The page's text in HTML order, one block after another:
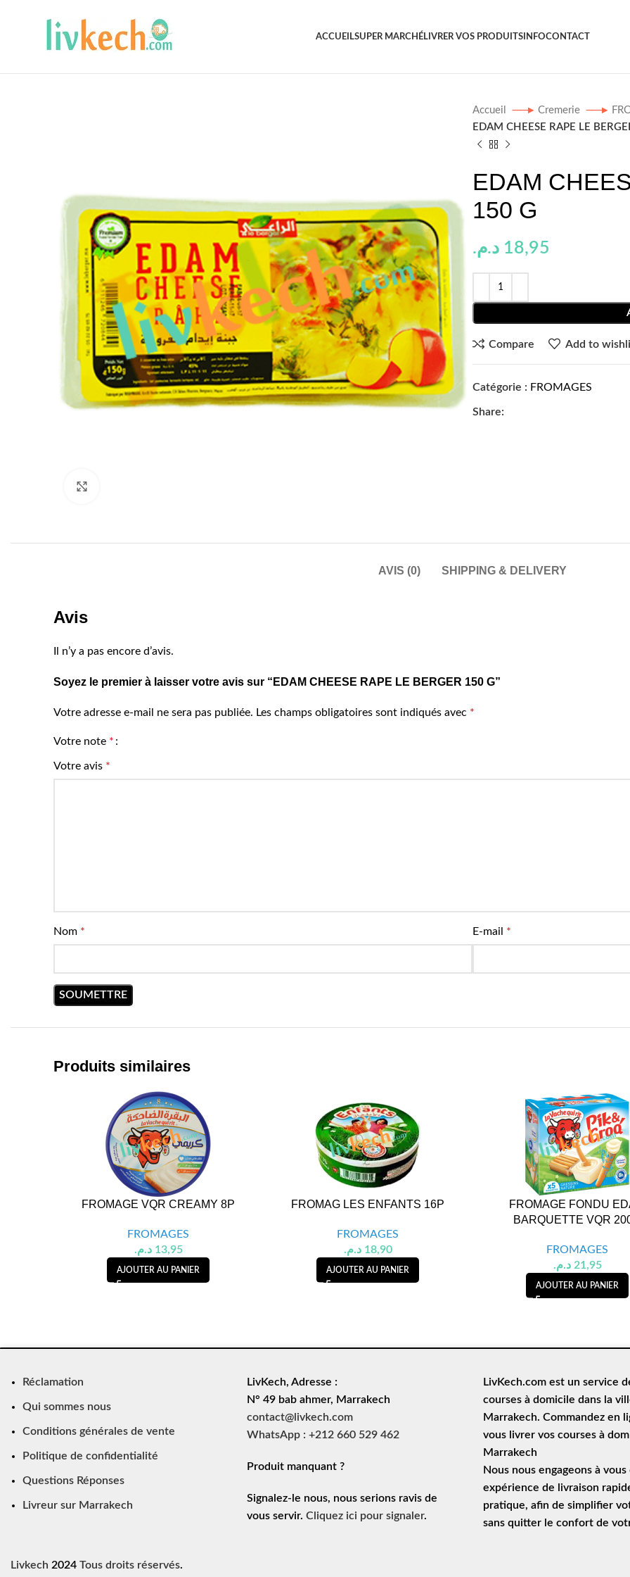
ACCUEILSUPER MARCHÉ LIVRER VOS PRODUITS INFOCONTACT
Accueil Cremerie
EDAM CHEESE RAPE LE
EDAM
150 G
18,95 د.م.
Compare Add to
Catégorie : FROMAGES
Share:
AVIS (0) SHIPPING & DELIVERY
Avis
Il n’y a pas encore d’avis.
Soyez le premier à laisser votre avis sur “EDAM CHEESE RAPE LE BERGER 150 G”
Votre adresse e-mail ne sera pas publiée. Les champs obligatoires sont indiqués avec *
Votre note *
Votre avis *
Nom * E-mail *
Produits similaires
FROMAGE VQR CREAMY 8P
FROMAGES
13,95 د.م.
AJOUTER AU PANIER
FROMAG LES ENFANTS 16P
FROMAGES
18,90 د.م.
AJOUTER AU PANIER
FROMAGE FONDU
BARQUETTE VQR
FROMAGES
21,95 د.م.
AJOUTER AU PANIER
Réclamation
Qui sommes nous
Conditions générales de vente
Politique de confidentialité
Questions Réponses
Livreur sur Marrakech
LivKech, Adresse :
N° 49 bab ahmer, Marrakech
contact@livkech.com
WhatsApp : +212 660 529 462
Produit manquant ?
Signalez-le nous, nous serions ravis de
vous servir. Cliquez ici pour signaler.
LivKech.com est un service
courses à domicile dans la
Marrakech. Commandez en
vous livrer vos courses à
Marrakech
Nous nous engageons à
expérience de
livraison
pratique, afin de simplifier
sans quitter le confort de
Livkech 2024Tous droits réservés.